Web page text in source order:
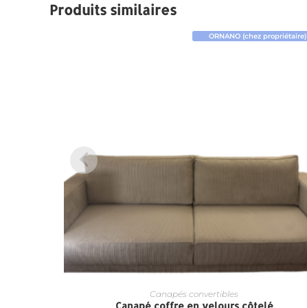
Produits similaires
ORNANO (chez propriétaire)
Canapés convertibles